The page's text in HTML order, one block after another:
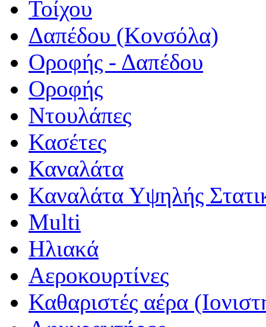
Τοίχου
Δαπέδου (Κονσόλα)
Οροφής - Δαπέδου
Οροφής
Ντουλάπες
Κασέτες
Καναλάτα
Καναλάτα Υψηλής
Multi
Ηλιακά
Αεροκουρτίνες
Καθαριστές αέρα